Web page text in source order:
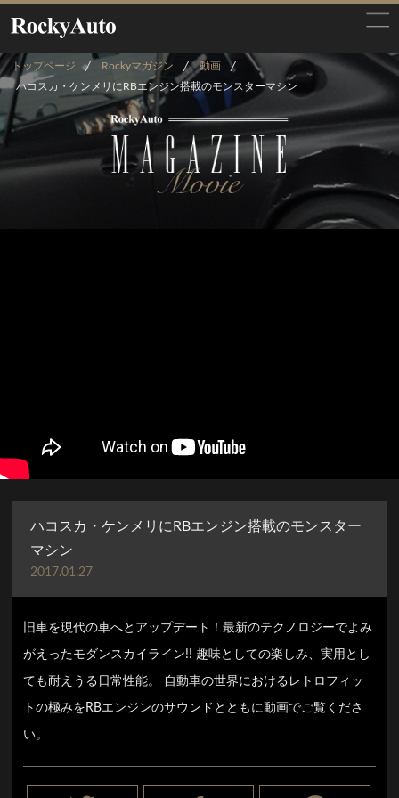
トップページ Rockyマガジン
動画
ハコスカ・ケンメリにRBエンジン搭載のモンスターマシン
ハコスカ・ケンメリにRBエンジン搭載のモンスター
マシン
2017.01.27
旧車を現代の車へとアップデート！最新のテクノロジーでよみ
がえったモダンスカイライ­ン!! 趣味としての楽しみ、実用とし
ても耐えうる日常性能。 自動車の世界におけるレトロフィッ
トの極みをRBエンジンのサウンドとともに動画でご­覧くださ
い。